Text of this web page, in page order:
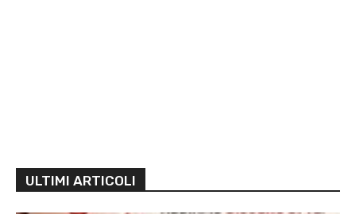
ULTIMI ARTICOLI